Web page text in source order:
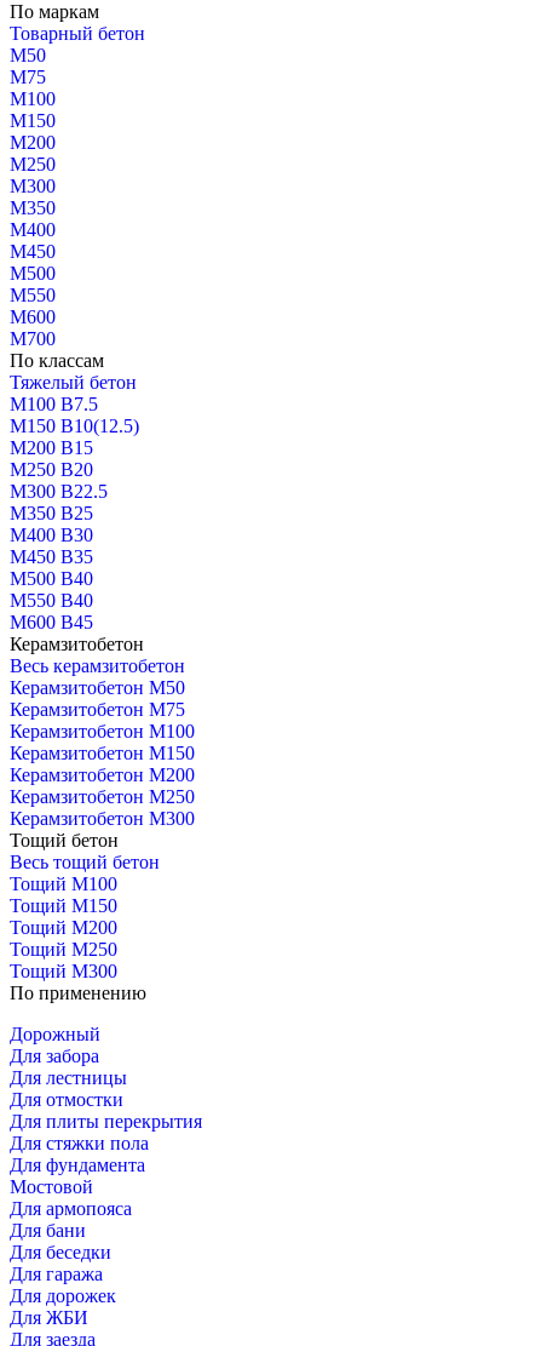
По маркам
Товарный бетон
М50
М75
М100
М150
М200
М250
М300
М350
М400
М450
М500
М550
М600
М700
По классам
Тяжелый бетон
М100 В7.5
М150 В10(12.5)
М200 В15
М250 В20
М300 В22.5
М350 В25
М400 В30
М450 В35
М500 В40
М550 В40
М600 В45
Керамзитобетон
Весь керамзитобетон
Керамзитобетон М50
Керамзитобетон М75
Керамзитобетон М100
Керамзитобетон М150
Керамзитобетон М200
Керамзитобетон М250
Керамзитобетон М300
Тощий бетон
Весь тощий бетон
Тощий М100
Тощий М150
Тощий М200
Тощий М250
Тощий М300
По применению
Дорожный
Для забора
Для лестницы
Для отмостки
Для плиты перекрытия
Для стяжки пола
Для фундамента
Мостовой
Для армопояса
Для бани
Для беседки
Для гаража
Для дорожек
Для ЖБИ
Для заезда